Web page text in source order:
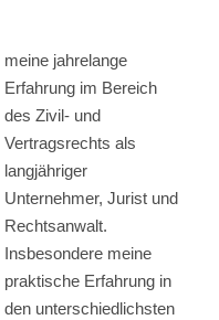
meine jahrelange
Erfahrung im Bereich
des Zivil- und
Vertragsrechts als
langjähriger
Unternehmer, Jurist und
Rechtsanwalt.
Insbesondere meine
praktische Erfahrung in
den unterschiedlichsten